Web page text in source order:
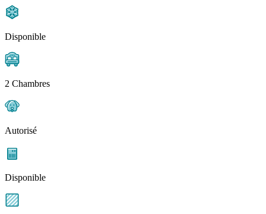
Disponible
2 Chambres
Autorisé
Disponible